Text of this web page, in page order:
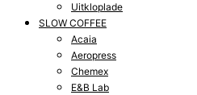
Uitkloplade
SLOW COFFEE
Acaia
Aeropress
Chemex
E&B Lab